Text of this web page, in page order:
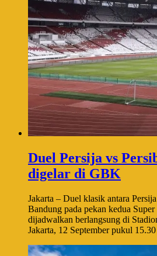
Duel Persija vs
digelar di GBK
Jakarta – Duel klasik antara
Bandung pada pekan kedua
dijadwalkan berlangsung di
Jakarta, 12 September pukul 15.30